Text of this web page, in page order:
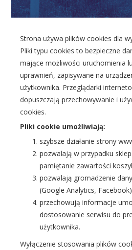
Strona używa plików cookies dla
Pliki typu cookies to bezpieczne
mające możliwości uruchomienia
uprawnień, zapisywane na
użytkownika. Przeglądarki
dopuszczają przechowywanie i
cookies.
Pliki cookie umożliwiają:
szybsze działanie strony
pozwalają w przypadku
pamiętanie zawartości
pozwalają gromadzenie
(Google Analytics,
przechowują informacje
dostosowanie serwisu do
użytkownika.
Wyłączenie stosowania plików